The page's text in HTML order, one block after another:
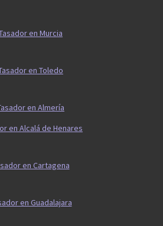
en Murcia
en Toledo
en Almería
en Alcalá de Henares
en Cartagena
en Guadalajara